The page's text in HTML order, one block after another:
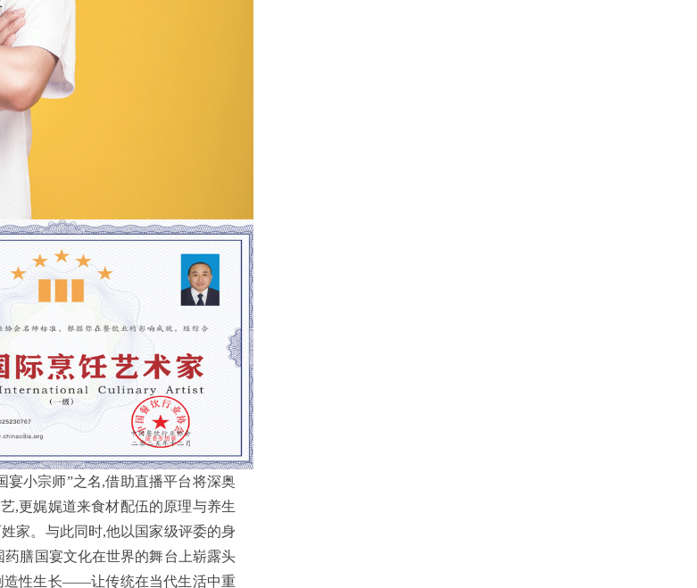
宴小宗师”之名,借助直播平台将深奥
,更娓娓道来食材配伍的原理与养生
家。与此同时,他以国家级评委的身
膳国宴文化在世界的舞台上崭露头
造性生长——让传统在当代生活中重